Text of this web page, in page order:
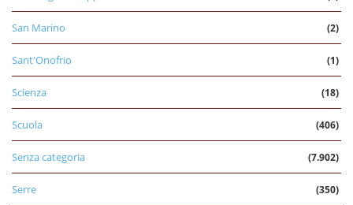
San Marino (2)
Sant'Onofrio (1)
Scienza (18)
Scuola (406)
Senza categoria (7.902)
Serre (350)